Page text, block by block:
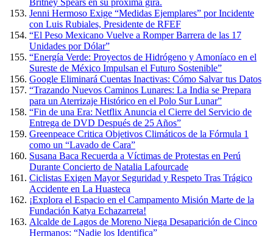
Britney Spears en su próxima gira.
Jenni Hermoso Exige “Medidas Ejemplares” por Incidente
con Luis Rubiales, Presidente de RFEF
“El Peso Mexicano Vuelve a Romper Barrera de las 17
Unidades por Dólar”
“Energía Verde: Proyectos de Hidrógeno y Amoníaco en el
Sureste de México Impulsan el Futuro Sostenible”
Google Eliminará Cuentas Inactivas: Cómo Salvar tus Datos
“Trazando Nuevos Caminos Lunares: La India se Prepara
para un Aterrizaje Histórico en el Polo Sur Lunar”
“Fin de una Era: Netflix Anuncia el Cierre del Servicio de
Entrega de DVD Después de 25 Años”
Greenpeace Critica Objetivos Climáticos de la Fórmula 1
como un “Lavado de Cara”
Susana Baca Recuerda a Víctimas de Protestas en Perú
Durante Concierto de Natalia Lafourcade
Ciclistas Exigen Mayor Seguridad y Respeto Tras Trágico
Accidente en La Huasteca
¡Explora el Espacio en el Campamento Misión Marte de la
Fundación Katya Echazarreta!
Alcalde de Lagos de Moreno Niega Desaparición de Cinco
Hermanos: “Nadie los Identifica”